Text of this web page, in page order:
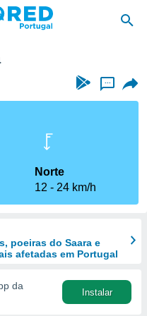
...
Norte
12
24 km/h
poeiras do Saara e
afetadas em Portugal
da
Instalar